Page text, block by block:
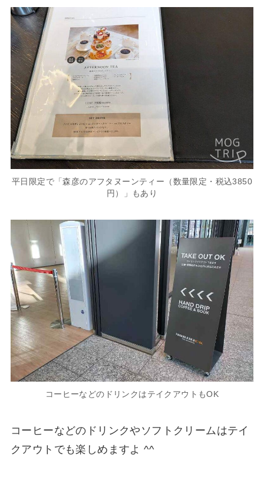
平日限定で「森彦のアフタヌーンティー（数量限定・税込3850
円）」もあり
コーヒーなどのドリンクはテイクアウトもOK
コーヒーなどのドリンクやソフトクリームはテイ
クアウトでも楽しめますよ ^^